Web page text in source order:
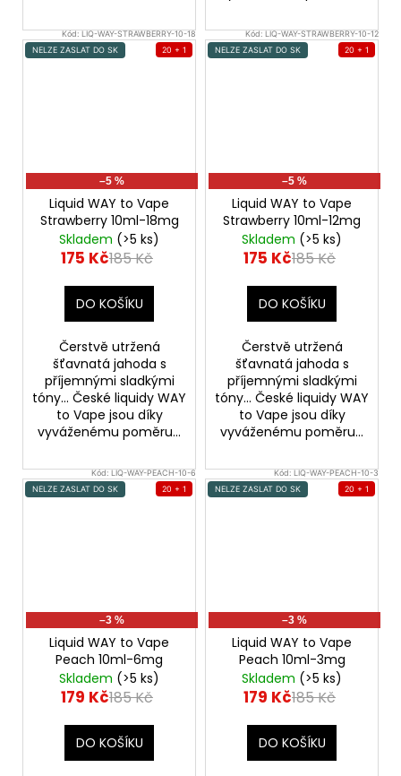
Kód:LIQ-WAY-STRAWBERRY-10-18
NELZE ZASLAT DO SK
–5 %
20 + 1
Liquid WAY to Vape
Strawberry 10ml-18mg
Skladem (>5 ks)
175 Kč185 Kč
DO KOŠÍKU
Čerstvě utržená
šťavnatá jahoda s
příjemnými sladkými
tóny... České liquidy WAY
to Vape jsou díky
vyváženému poměru...
Kód:LIQ-WAY-STRAWBERRY-10-12
NELZE ZASLAT DO SK
–5 %
20 + 1
Liquid WAY to Vape
Strawberry 10ml-12mg
Skladem (>5 ks)
175 Kč185 Kč
DO KOŠÍKU
Čerstvě utržená
šťavnatá jahoda s
příjemnými sladkými
tóny... České liquidy WAY
to Vape jsou díky
vyváženému poměru...
Kód:LIQ-WAY-PEACH-10-6
NELZE ZASLAT DO SK
–3 %
20 + 1
Liquid WAY to Vape
Peach 10ml-6mg
Skladem (>5 ks)
179 Kč185 Kč
DO KOŠÍKU
Kód:LIQ-WAY-PEACH-10-3
NELZE ZASLAT DO SK
–3 %
20 + 1
Liquid WAY to Vape
Peach 10ml-3mg
Skladem (>5 ks)
179 Kč185 Kč
DO KOŠÍKU